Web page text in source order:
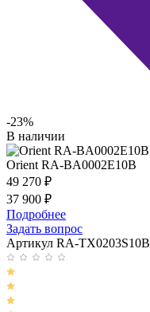
-23%
В наличии
Orient RA-BA0002E10B
49 270 ₽
37 900 ₽
Подробнее
Задать вопрос
Артикул RA-TX0203S10B